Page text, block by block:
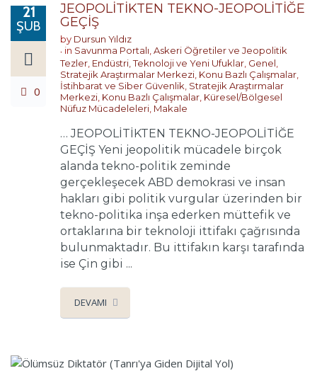
21
ŞUB
0
JEOPOLİTİKTEN TEKNO-JEOPOLİTİĞE
GEÇİŞ
by Dursun Yıldız
in Savunma Portalı,Askeri Öğretiler ve Jeopolitik
Tezler, Endüstri, Teknoloji ve Yeni Ufuklar, Genel,
Stratejik Araştırmalar Merkezi, Konu Bazlı Çalışmalar,
İstihbarat ve Siber Güvenlik, Stratejik Araştırmalar
Merkezi, Konu Bazlı Çalışmalar, Küresel/Bölgesel
Nüfuz Mücadeleleri, Makale
… JEOPOLİTİKTEN TEKNO-JEOPOLİTİĞE
GEÇİŞ Yeni jeopolitik mücadele birçok
alanda tekno-politik zeminde
gerçekleşecek ABD demokrasi ve insan
hakları gibi politik vurgular üzerinden bir
tekno-politika inşa ederken müttefik ve
ortaklarına bir teknoloji ittifakı çağrısında
bulunmaktadır. Bu ittifakın karşı tarafında
ise Çin gibi ...
DEVAMI